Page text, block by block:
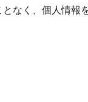
なく、個人情報